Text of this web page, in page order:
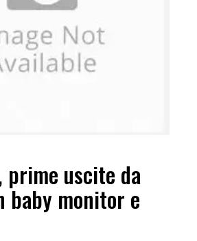
prime uscite da
baby monitor e